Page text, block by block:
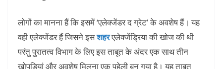
लोगों का मानना हैं कि इसमें ‘एलेक्जेंडर द ग्रेट’ के अवशेष हैं। यह
वही एलेक्जेंडर हैं जिसने इसशहरएलेक्जेंड्रिया की खोज की थी
परंतु पुरातत्व विभाग के लिए इस ताबूत के अंदर एक साथ तीन
खोपड़ियां और अवशेष मिलना एक पहेली बन गया है। यह ताबूत